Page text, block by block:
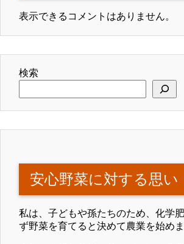
表示できるコメントはありません。
検索
安心野菜に対する思い
私は、子どもや孫たちのため、化学
ず野菜を育てると決めて農業を始めま